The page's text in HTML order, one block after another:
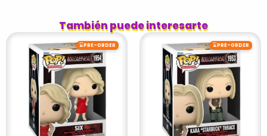
También puede interesarte
⌛PRE-ORDER ⌛PRE-ORDER